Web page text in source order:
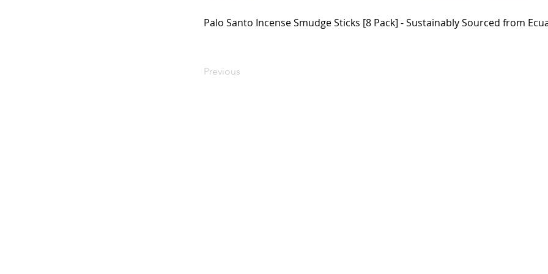
Palo Santo Incense Smudge Sticks [8 Pack] - Sustainably Sourced from
Previous